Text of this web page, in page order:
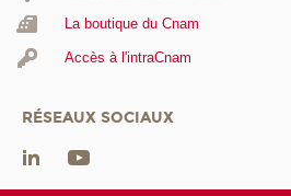
La boutique du Cnam
Accès à l'intraCnam
RÉSEAUX SOCIAUX